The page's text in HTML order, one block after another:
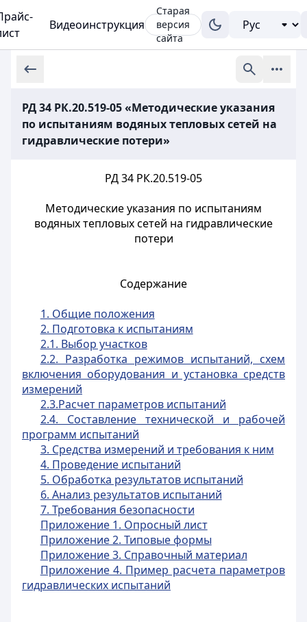
Видеоинструкция
Старая
версия
сайта
РД 34 РК.20.519-05 «Методические указания
по испытаниям водяных тепловых сетей на
гидравлические потери»
РД 34 РК.20.519-05
Методические указания по испытаниям
водяных тепловых сетей на гидравлические
потери
Содержание
1. Общие положения
2. Подготовка к испытаниям
2.1. Выбор участков
2.2. Разработка режимов испытаний, схем
включения оборудования и установка средств
измерений
2.3.Расчет параметров испытаний
2.4. Составление технической и рабочей
программ испытаний
3. Средства измерений и требования к ним
4. Проведение испытаний
5. Обработка результатов испытаний
6. Анализ результатов испытаний
7. Требования безопасности
Приложение 1. Опросный лист
Приложение 2. Типовые формы
Приложение 3. Справочный материал
Приложение 4. Пример расчета параметров
гидравлических испытаний